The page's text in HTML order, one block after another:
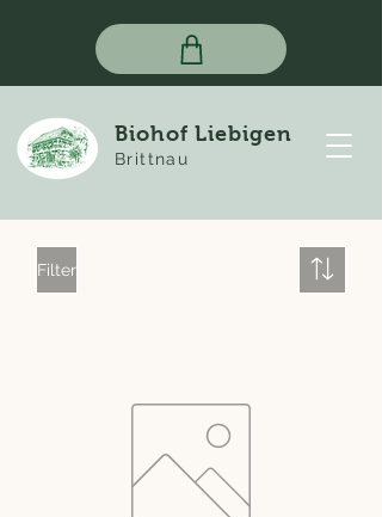
Biohof Liebigen
Brittnau
Filter